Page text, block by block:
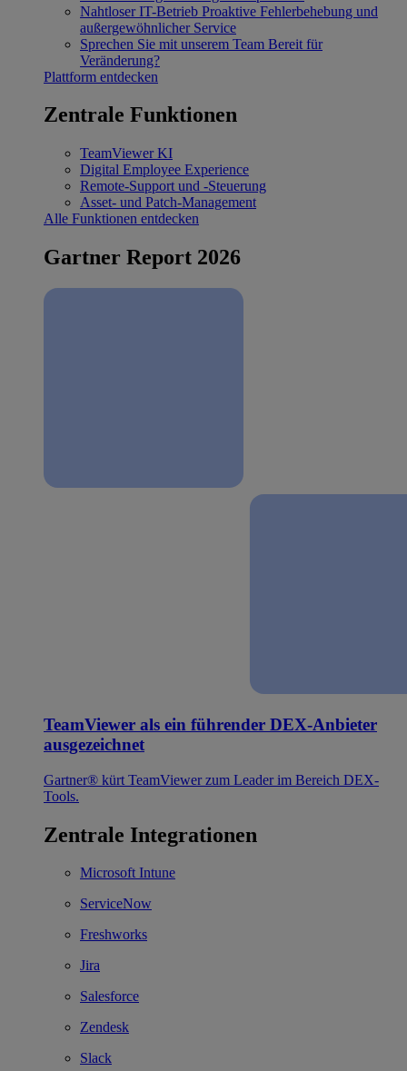
Nahtloser IT-Betrieb Proaktive Fehlerbehebung und
außergewöhnlicher Service
Sprechen Sie mit unserem Team Bereit für
Veränderung?
Plattform entdecken
Zentrale Funktionen
TeamViewer KI
Digital Employee Experience
Remote-Support und -Steuerung
Asset- und Patch-Management
Alle Funktionen entdecken
Gartner Report 2026
TeamViewer als ein führender DEX-Anbieter
ausgezeichnet
Gartner® kürt TeamViewer zum Leader im Bereich DEX-
Tools.
Zentrale Integrationen
Microsoft Intune
ServiceNow
Freshworks
Jira
Salesforce
Zendesk
Slack